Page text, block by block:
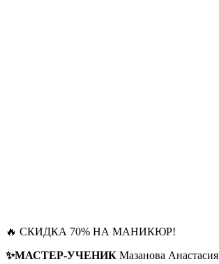
🔥 СКИДКА 70% НА МАНИКЮР!
✨МАСТЕР-УЧЕНИК Мазанова Анастасия